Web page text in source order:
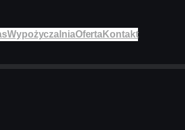
WypożyczalniaOfertaKontakt